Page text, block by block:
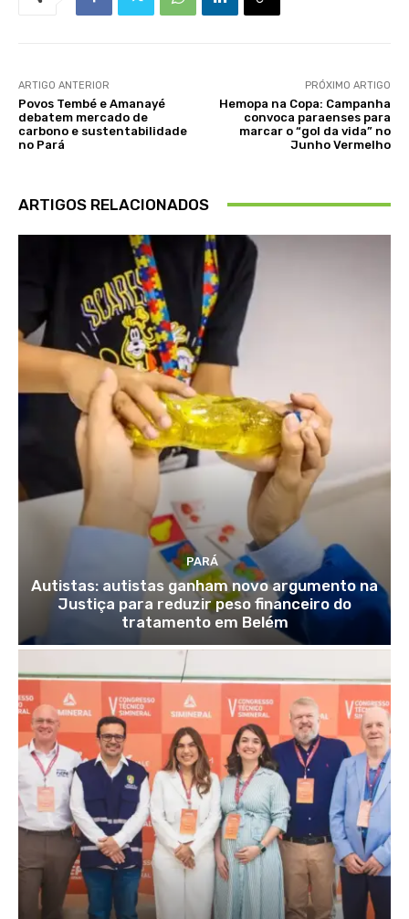
ARTIGO ANTERIOR
Povos Tembé e Amanayé
debatem mercado de
carbono e sustentabilidade
no Pará
PRÓXIMO ARTIGO
Hemopa na Copa: Campanha
convoca paraenses para
marcar o “gol da vida” no
Junho Vermelho
ARTIGOS RELACIONADOS
PARÁ
Autistas: autistas ganham novo argumento na
Justiça para reduzir peso financeiro do
tratamento em Belém